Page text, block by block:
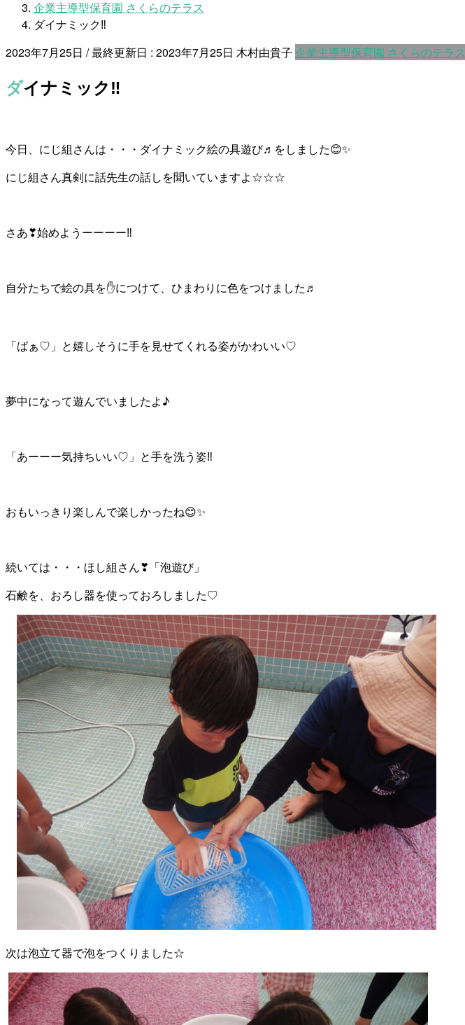
企業主導型保育園 さくらのテラス
ダイナミック‼
2023年7月25日 / 最終更新日 : 2023年7月25日 木村由貴子 企業主導型保育園 さくらのテラス
ダイナミック‼
今日、にじ組さんは・・・ダイナミック絵の具遊び♬をしました😊✨
にじ組さん真剣に話先生の話しを聞いていますよ☆☆☆
さあ❣始めようーーーー‼
自分たちで絵の具を✋につけて、ひまわりに色をつけました♬
「ばぁ♡」と嬉しそうに手を見せてくれる姿がかわいい♡
夢中になって遊んでいましたよ♪
「あーーー気持ちいい♡」と手を洗う姿‼
おもいっきり楽しんで楽しかったね😊✨
続いては・・・ほし組さん❣「泡遊び」
石鹸を、おろし器を使っておろしました♡
次は泡立て器で泡をつくりました☆